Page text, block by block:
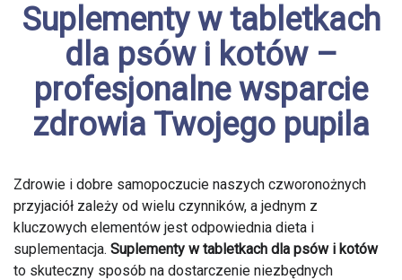
Suplementy w tabletkach
dla psów i kotów –
profesjonalne wsparcie
zdrowia Twojego pupila
Zdrowie i dobre samopoczucie naszych czworonożnych
przyjaciół zależy od wielu czynników, a jednym z
kluczowych elementów jest odpowiednia dieta i
suplementacja. Suplementy w tabletkach dla psów i kotów
to skuteczny sposób na dostarczenie niezbędnych